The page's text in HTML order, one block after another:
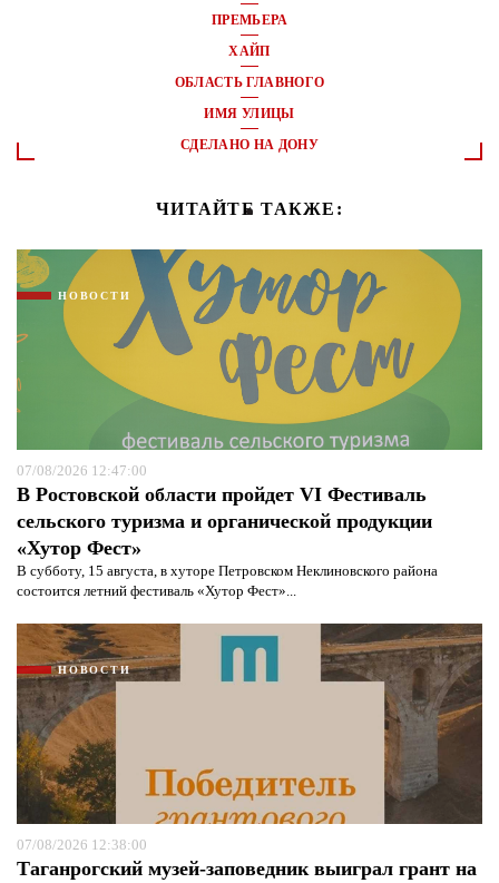
ПРЕМЬЕРА
ХАЙП
ОБЛАСТЬ ГЛАВНОГО
ИМЯ УЛИЦЫ
СДЕЛАНО НА ДОНУ
ЧИТАЙТЕ ТАКЖЕ:
НОВОСТИ
07/08/2026 12:47:00
В Ростовской области пройдет VI Фестиваль
сельского туризма и органической продукции
«Хутор Фест»
В субботу, 15 августа, в хуторе Петровском Неклиновского района
состоится летний фестиваль «Хутор Фест»...
НОВОСТИ
07/08/2026 12:38:00
Таганрогский музей-заповедник выиграл грант на
Я согласен с
политикой конфиденциальности и
защиты информации*
Я согласен сполитикой конфиденциальности и
защиты информации*